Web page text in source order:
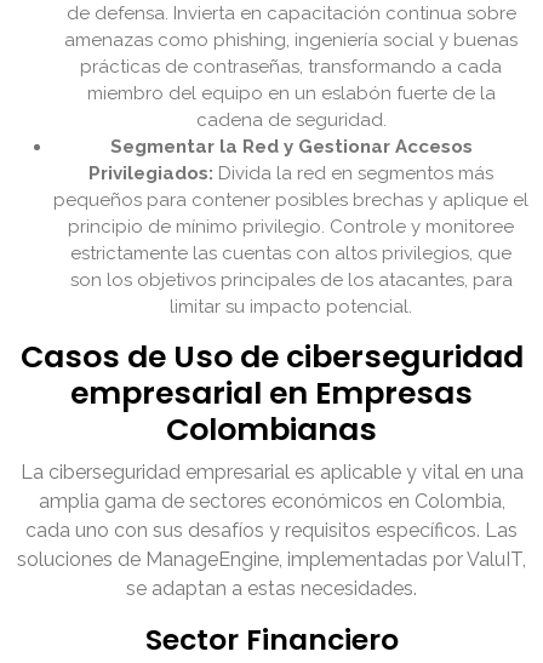
de defensa. Invierta en capacitación continua sobre
amenazas como phishing, ingeniería social y buenas
prácticas de contraseñas, transformando a cada
miembro del equipo en un eslabón fuerte de la
cadena de seguridad.
Segmentar la Red y Gestionar Accesos
Privilegiados: Divida la red en segmentos más
pequeños para contener posibles brechas y aplique el
principio de mínimo privilegio. Controle y monitoree
estrictamente las cuentas con altos privilegios, que
son los objetivos principales de los atacantes, para
limitar su impacto potencial.
Casos de Uso de ciberseguridad
empresarial en Empresas
Colombianas
La ciberseguridad empresarial es aplicable y vital en una
amplia gama de sectores económicos en Colombia,
cada uno con sus desafíos y requisitos específicos. Las
soluciones de ManageEngine, implementadas por ValuIT,
se adaptan a estas necesidades.
Sector Financiero